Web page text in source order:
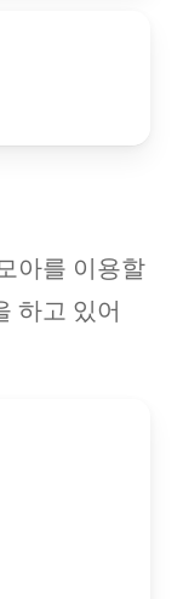
아를 이용할
하고 있어